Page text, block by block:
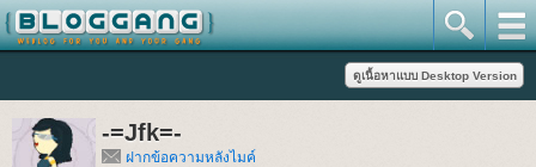
-=Jfk=-
ฝากข้อความหลังไมค์